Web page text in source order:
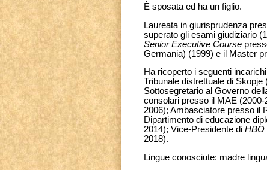
È sposata ed ha un figlio.
Laureata in giurisprudenza
superato gli esami giudiziario
Senior Executive Course
Germania) (1999) e il Master
Ha ricoperto i seguenti
Tribunale distrettuale di
Sottosegretario al Governo
consolari presso il MAE
2006); Ambasciatore presso il
Dipartimento di educazione
2014); Vice-Presidente di HBO
2018).
Lingue conosciute: madre